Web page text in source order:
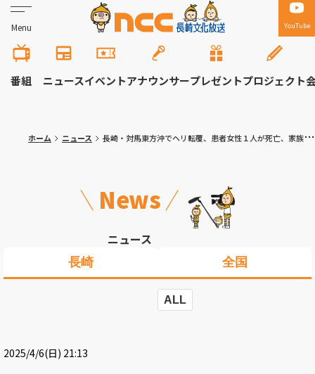
Menu YouTube
番組 ニュースイベントアナウンサープレゼントプロジェクト
ホーム ニュース 長崎・対馬東方沖でヘリ転覆、患者女性１人が死亡、家族と医師２人心肺停止 院長「今考えれば甘かった」 運航会社は去年も墜落死亡事故
News
ニュース
長崎 全国
ALL
2025/4/6(日) 21:13